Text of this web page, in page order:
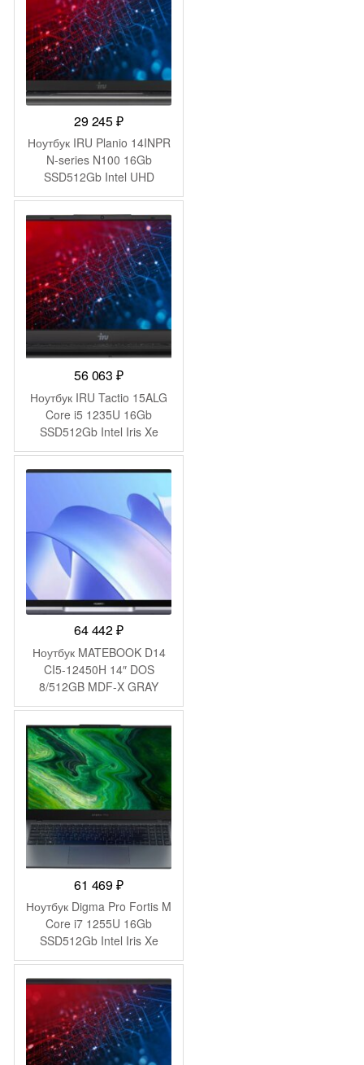
29 245₽
Ноутбук IRU Planio 14INPR
N-series N100 16Gb
SSD512Gb Intel UHD
Graphics 14″ IPS FHD
(1920×1080) Windows 11
Pro grey WiFi BT Cam
5000mAh (2078485)
56 063₽
Ноутбук IRU Tactio 15ALG
Core i5 1235U 16Gb
SSD512Gb Intel Iris Xe
graphics 15.6″ IPS FHD
(1920×1080) без ОС black
64 442₽
Ноутбук MATEBOOK D14
CI5-12450H 14″ DOS
8/512GB MDF-X GRAY
HUAWEI
61 469₽
Ноутбук Digma Pro Fortis M
Core i7 1255U 16Gb
SSD512Gb Intel Iris Xe
graphics 15.6″ IPS FHD
(1920×1080) Windows 11
Pro grey WiFi BT Cam
4250mAh (DN15P7-
ADXW04)